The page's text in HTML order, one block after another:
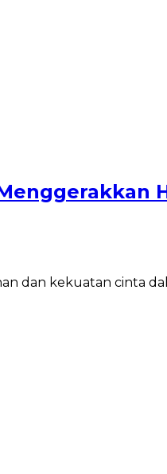
dan kekuatan cinta